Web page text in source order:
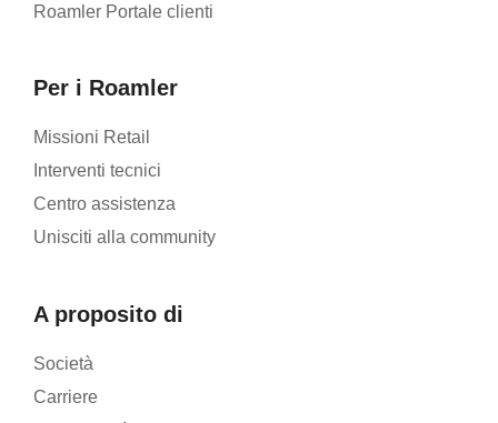
Roamler Portale clienti
Per i Roamler
Missioni Retail
Interventi tecnici
Centro assistenza
Unisciti alla community
A proposito di
Società
Carriere